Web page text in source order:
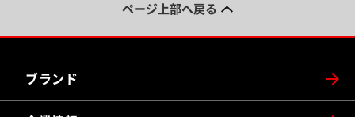
ページ上部へ戻る
ブランド